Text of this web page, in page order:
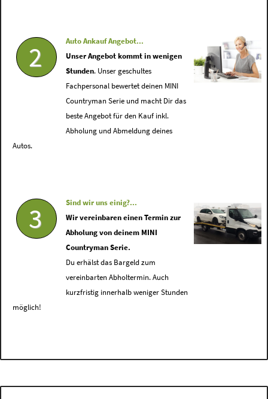
2
Auto Ankauf Angebot...
Unser Angebot kommt in wenigen
Stunden. Unser geschultes
Fachpersonal bewertet deinen MINI
Countryman Serie und macht Dir das
beste Angebot für den Kauf inkl.
Abholung und Abmeldung deines
Autos.
3
Sind wir uns einig?...
Wir vereinbaren einen Termin zur
Abholung von deinem MINI
Countryman Serie.
Du erhälst das Bargeld zum
vereinbarten Abholtermin. Auch
kurzfristig innerhalb weniger Stunden
möglich!